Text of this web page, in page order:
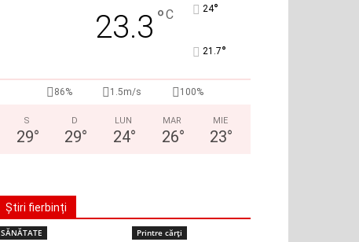
23.3 °C 24°
21.7°
86% 1.5m/s 100%
S
29°
D
29°
LUN
24°
MAR
26°
MIE
23°
Știri fierbinți
SĂNĂTATE Printre cărți